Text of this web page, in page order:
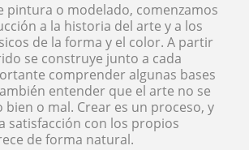
pintura o modelado, comenzamos
a la historia del arte y a los
de la forma y el color. A partir
se construye junto a cada
comprender algunas bases
entender que el arte no se
o mal. Crear es un proceso, y
satisfacción con los propios
de forma natural.